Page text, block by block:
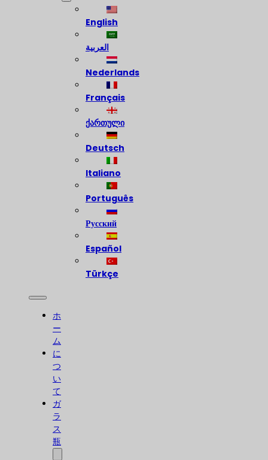
English
العربية
Nederlands
Français
ქართული
Deutsch
Italiano
Português
Русский
Español
Türkçe
ホ
ー
ム
に
つ
い
て
ガ
ラ
ス
瓶